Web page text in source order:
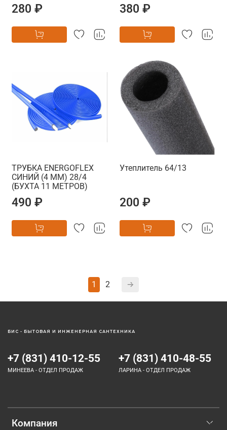
280 ₽ 380 ₽
ТРУБКА ENERGOFLEX
СИНИЙ (4 ММ) 28/4
(БУХТА 11 МЕТРОВ)
490 ₽
Утеплитель 64/13
200 ₽
1 2
Компания
+7 (831) 410-12-55
МИНЕЕВА - ОТДЕЛ ПРОДАЖ
+7 (831) 410-48-55
ЛАРИНА - ОТДЕЛ ПРОДАЖ
БИС - БЫТОВАЯ И ИНЖЕНЕРНАЯ САНТЕХНИКА